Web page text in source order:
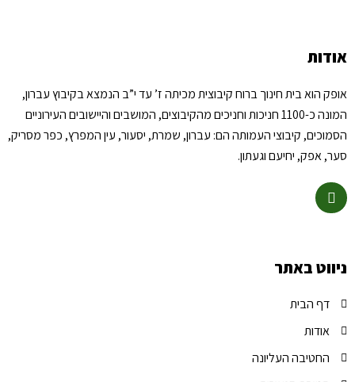
אודות
אופק הוא בית חינוך ברוח קיבוצית מכיתה ז’ עד י”ב הנמצא בקיבוץ עברון,
המונה כ-1100 חניכות וחניכים מהקיבוצים, המושבים והיישובים העירוניים
הסמוכים, קיבוצי העמותה הם: עברון, שמרת, יסעור, עין המפרץ, כפר מסריק,
סער, אפק, יחיעם וגעתון.
ניווט באתר
דף הבית
אודות
החטיבה העליונה